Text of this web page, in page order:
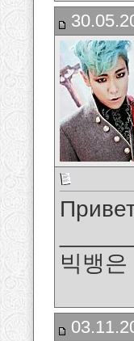
빅뱅